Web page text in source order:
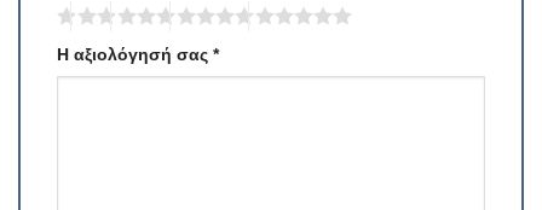
Η αξιολόγησή σας *